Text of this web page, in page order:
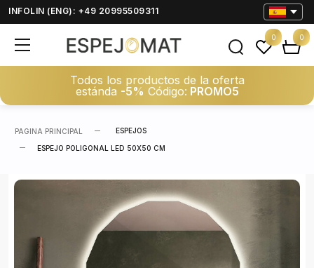
INFOLIN (ENG): +49 20995509311
Todos los productos de la oferta
estánda -5% Código: PROMO5
0 0
PAGINA PRINCIPAL ESPEJOS
ESPEJO POLIGONAL LED 50X50 CM